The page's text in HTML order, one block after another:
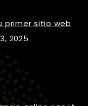
primer sitio web
2025